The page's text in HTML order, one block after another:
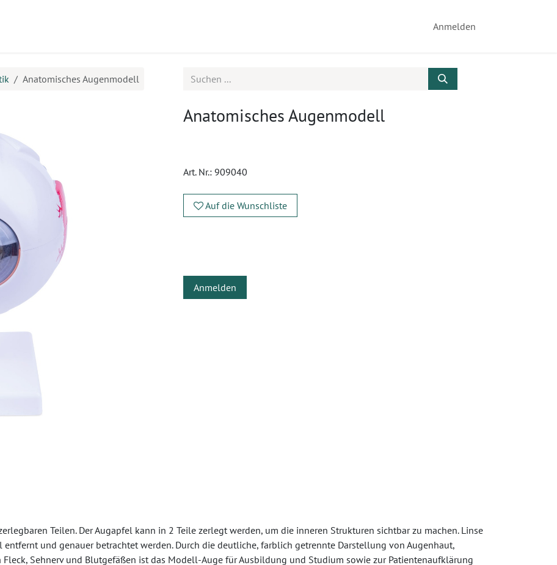
Anmelden
Anatomisches Augenmodell
Anatomisches Augenmodell
Art. Nr.: 909040
Auf die Wunschliste
Anmelden
Teilen. Der Augapfel kann in 2 Teile zerlegt werden, um die inneren Strukturen sichtbar zu machen. Linse
und genauer betrachtet werden. Durch die deutliche, farblich getrennte Darstellung von Augenhaut,
Sehnerv und Blutgefäßen ist das Modell-Auge für Ausbildung und Studium sowie zur Patientenaufklärung